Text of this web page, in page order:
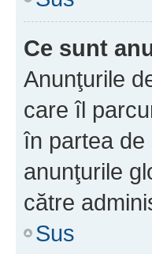
Ce sunt
Anunţurile
care îl
în partea de
anunţurile
către
Sus